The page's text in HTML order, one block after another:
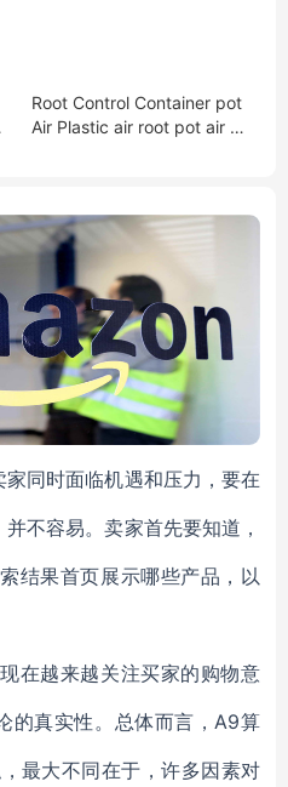
Root Control Container pot
Air Plastic air root pot air pr
同时面临机遇和压力，要在
不容易。卖家首先要知道，
结果首页展示哪些产品，以
在越来越关注买家的购物意
的真实性。总体而言，A9算
最大不同在于，许多因素对